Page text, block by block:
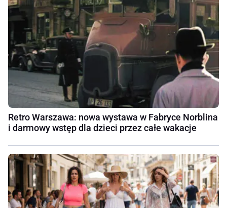
Retro Warszawa: nowa wystawa w Fabryce Norblina
i darmowy wstęp dla dzieci przez całe wakacje